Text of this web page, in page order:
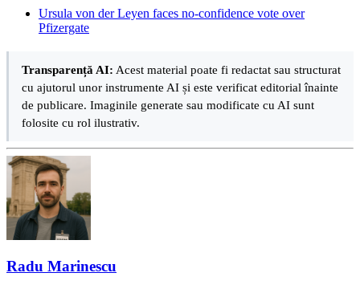
Ursula von der Leyen faces no-confidence vote over
Pfizergate
Transparență AI: Acest material poate fi redactat sau structurat
cu ajutorul unor instrumente AI și este verificat editorial înainte
de publicare. Imaginile generate sau modificate cu AI sunt
folosite cu rol ilustrativ.
Radu Marinescu